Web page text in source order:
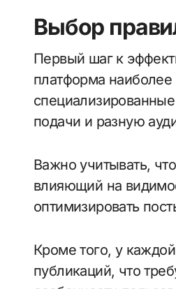
Выбор
Первый шаг к
платформа наиболее
подачи и разную
Важно учитывать,
влияющий на
оптимизировать
Кроме того, у
публикаций, что